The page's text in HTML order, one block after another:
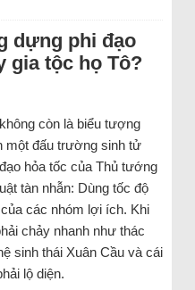
dựng phi đạo
gia tộc họ Tô?
còn là biểu tượng
một đấu trường sinh tử
hỏa tốc của Thủ tướng
tàn nhẫn: Dùng tốc độ
các nhóm lợi ích. Khi
chảy nhanh như thác
sinh thái Xuân Cầu và cái
lộ diện.